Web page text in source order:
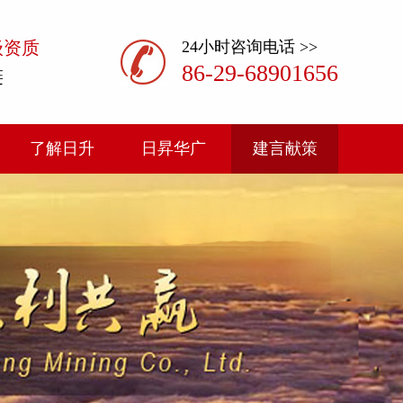
质
24小时咨询电话 >>
86-29-68901656
了解日升 日昇华广 建言献策